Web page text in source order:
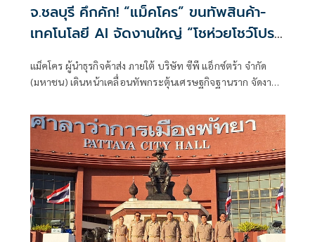
จ.ชลบุรี คึกคัก! “แม็คโคร” ขนทัพสินค้า-
เทคโนโลยี AI จัดงานใหญ่ “โชห่วยโชว์โปร
กำไรยั่งยืน
แม็คโคร ผู้นำธุรกิจค้าส่ง ภายใต้ บริษัท ซีพี แอ็กซ์ตร้า จำกัด
(มหาชน) เดินหน้าเคลื่อนทัพกระตุ้นเศรษฐกิจฐานราก จัดงาน